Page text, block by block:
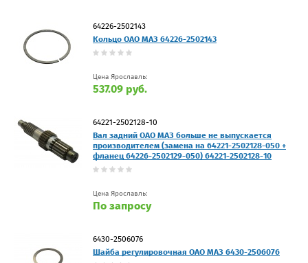
64226-2502143
Кольцо ОАО МАЗ 64226-2502143
Цена Ярославль:
537.09 руб.
64221-2502128-10
Вал задний ОАО МАЗ больше не выпускается
производителем (замена на 64221-2502128-050 +
фланец 64226-2502129-050) 64221-2502128-10
Цена Ярославль:
По запросу
6430-2506076
Шайба регулировочная ОАО МАЗ 6430-2506076